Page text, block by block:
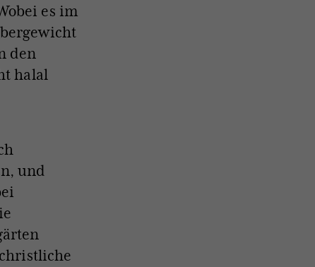
es im
den
halal
und